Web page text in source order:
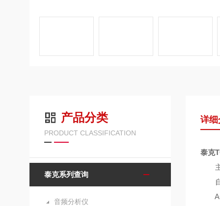
产品分类
PRODUCT CLASSIFICATION
泰克系列查询
音频分析仪
详细
泰克
主
自